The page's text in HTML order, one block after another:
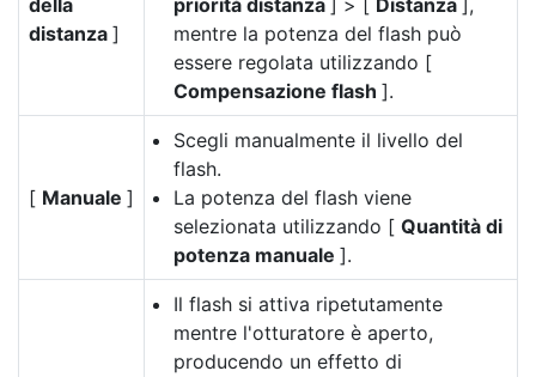
della
distanza ]
priorità distanza ] > [ Distanza ],
mentre la potenza del flash può
essere regolata utilizzando [
Compensazione flash ].
[ Manuale ]
Scegli manualmente il livello del
flash.
La potenza del flash viene
selezionata utilizzando [ Quantità di
potenza manuale ].
Il flash si attiva ripetutamente
mentre l'otturatore è aperto,
producendo un effetto di